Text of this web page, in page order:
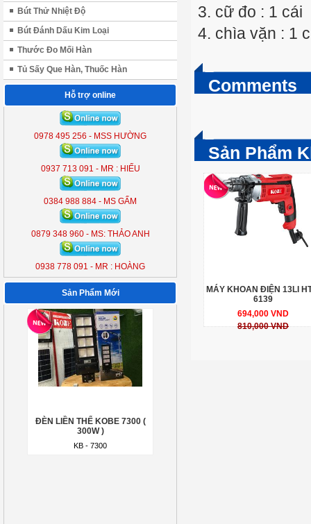
Bút Thử Nhiệt Độ
Bút Đánh Dấu Kim Loại
Thước Đo Mối Hàn
Tủ Sấy Que Hàn, Thuốc Hàn
Hỗ trợ online
0978 495 256 - MSS HƯỜNG
0937 713 091 - MR : HIẾU
0384 988 884 - MS GẤM
0879 348 960 - MS: THẢO ANH
0938 778 091 - MR : HOÀNG
Sản Phẩm Mới
ĐÈN LIỀN THỂ KOBE 7300 (
KB - 7300
ĐÈN LIỀN THỂ KOBE 7300 (
300W )
KB - 7300
ĐÈN LIỀN THỂ KOBE 7300 (
300W )
KB - 7300
3. cữ đo : 1 cái
4. chìa vặn : 1
Comments
Sản Phẩm
MÁY KHOAN ĐIỆN 13LI
6139
694,000 VND
810,000 VND